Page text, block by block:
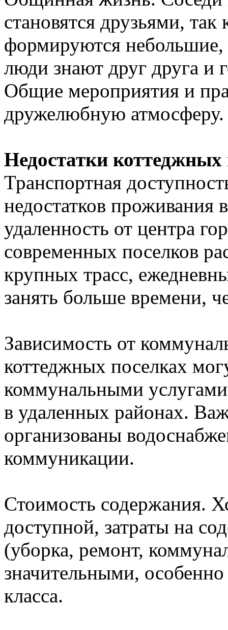
становятся друзьями, так
формируются небольшие,
люди знают друг друга и
Общие мероприятия и
дружелюбную атмосферу.
Недостатки коттеджных
Транспортная
недостатков проживания
удаленность от центра
современных поселков
крупных трасс,
занять больше времени,
Зависимость от
коттеджных поселках
коммунальными
в удаленных районах.
организованы
коммуникации.
Стоимость содержания.
доступной, затраты на
(уборка, ремонт,
значительными,
класса.